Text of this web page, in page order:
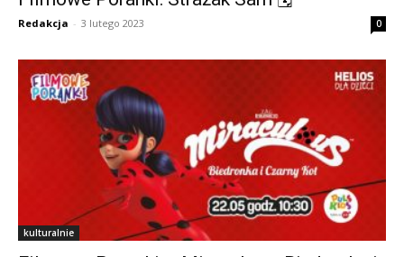
Redakcja - 3 lutego 2023 0
kulturalnie